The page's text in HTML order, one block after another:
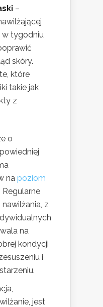
–
w tygodniu
skóry.
które
takie jak
z
o
na poziom
Regularne
z
na
kondycji
i
jest